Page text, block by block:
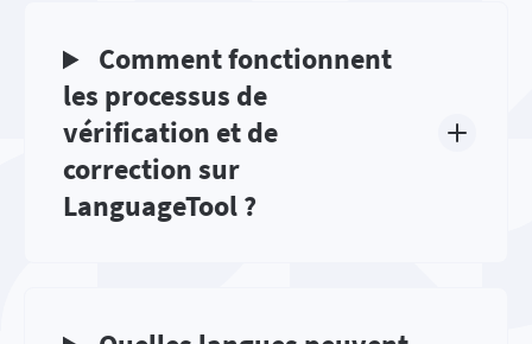
Comment fonctionnent
les processus de
vérification et de
correction sur
LanguageTool ?